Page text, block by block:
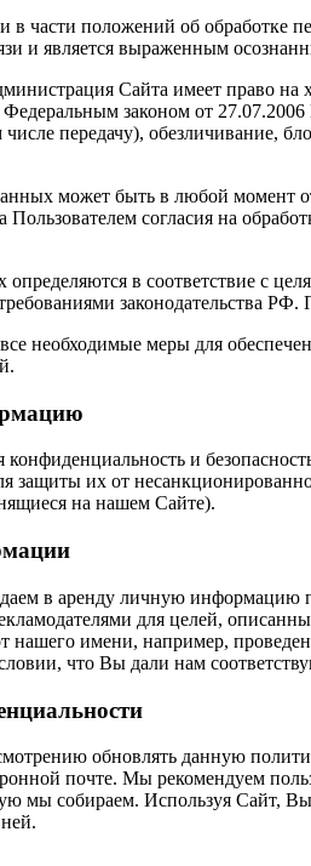
части положений об обработке
и является выраженным
Сайта имеет право
Федеральным законом от
числе передачу),
может быть в любой момент
согласия на
в соответствие с
законодательства
необходимые меры для
конфиденциальность и
защиты их от
на нашем Сайте).
в аренду личную информацию
для целей,
нашего имени, например,
что Вы дали нам
обновлять данную
почте. Мы рекомендуем
собираем. Используя Сайт, Вы